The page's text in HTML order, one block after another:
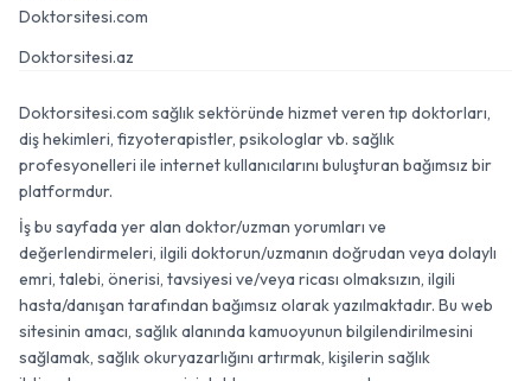
Doktorsitesi.com
Doktorsitesi.az
Doktorsitesi.com sağlık sektöründe hizmet veren tıp doktorları,
diş hekimleri, fizyoterapistler, psikologlar vb. sağlık
profesyonelleri ile internet kullanıcılarını buluşturan bağımsız bir
platformdur.
İş bu sayfada yer alan doktor/uzman yorumları ve
değerlendirmeleri, ilgili doktorun/uzmanın doğrudan veya dolaylı
emri, talebi, önerisi, tavsiyesi ve/veya ricası olmaksızın, ilgili
hasta/danışan tarafından bağımsız olarak yazılmaktadır. Bu web
sitesinin amacı, sağlık alanında kamuoyunun bilgilendirilmesini
sağlamak, sağlık okuryazarlığını artırmak, kişilerin sağlık